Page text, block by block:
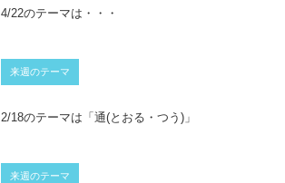
4/22のテーマは・・・
来週のテーマ
2/18のテーマは「通(とおる・つう)」
来週のテーマ